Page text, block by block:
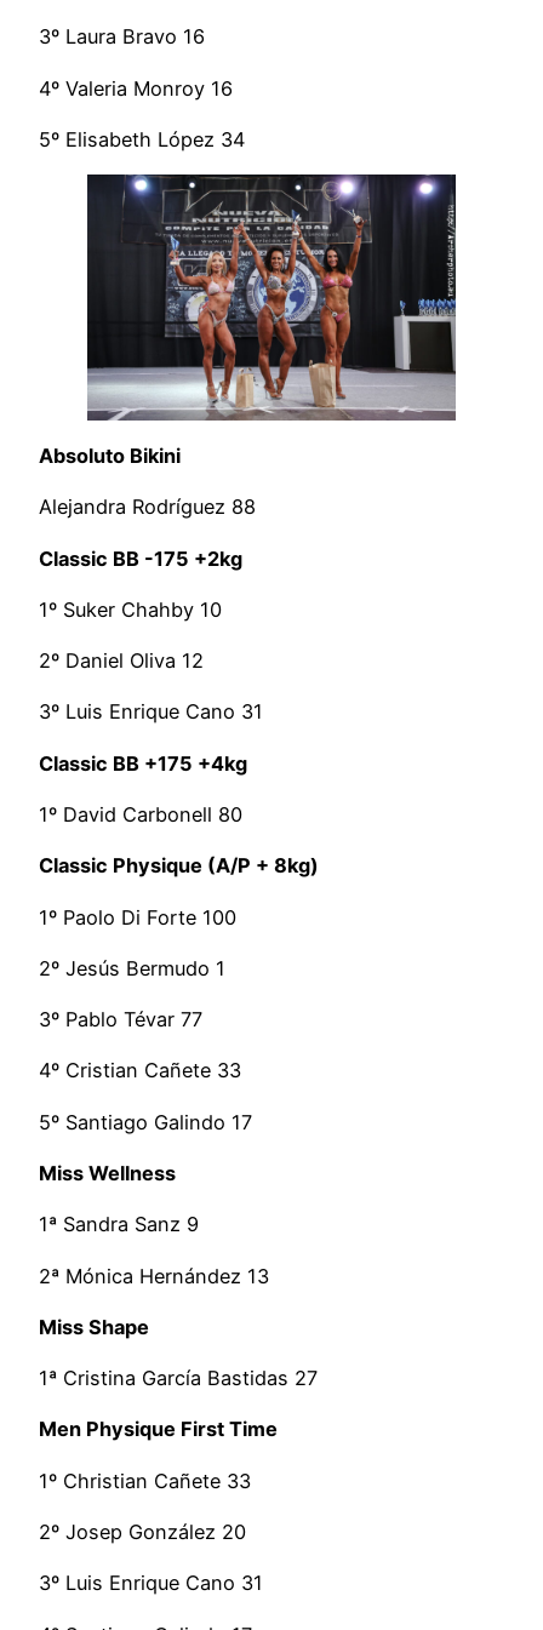
3º Laura Bravo 16
4º Valeria Monroy 16
5º Elisabeth López 34
Absoluto Bikini
Alejandra Rodríguez 88
Classic BB -175 +2kg
1º Suker Chahby 10
2º Daniel Oliva 12
3º Luis Enrique Cano 31
Classic BB +175 +4kg
1º David Carbonell 80
Classic Physique (A/P + 8kg)
1º Paolo Di Forte 100
2º Jesús Bermudo 1
3º Pablo Tévar 77
4º Cristian Cañete 33
5º Santiago Galindo 17
Miss Wellness
1ª Sandra Sanz 9
2ª Mónica Hernández 13
Miss Shape
1ª Cristina García Bastidas 27
Men Physique First Time
1º Christian Cañete 33
2º Josep González 20
3º Luis Enrique Cano 31